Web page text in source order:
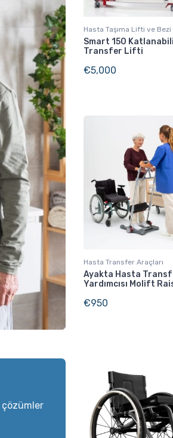
Hasta Taşıma Lifti ve Bezi
Smart 150
Transfer Lifti
€5,000
Hasta Transfer Araçları
Ayakta Hasta
Yardımcısı Molift
€950